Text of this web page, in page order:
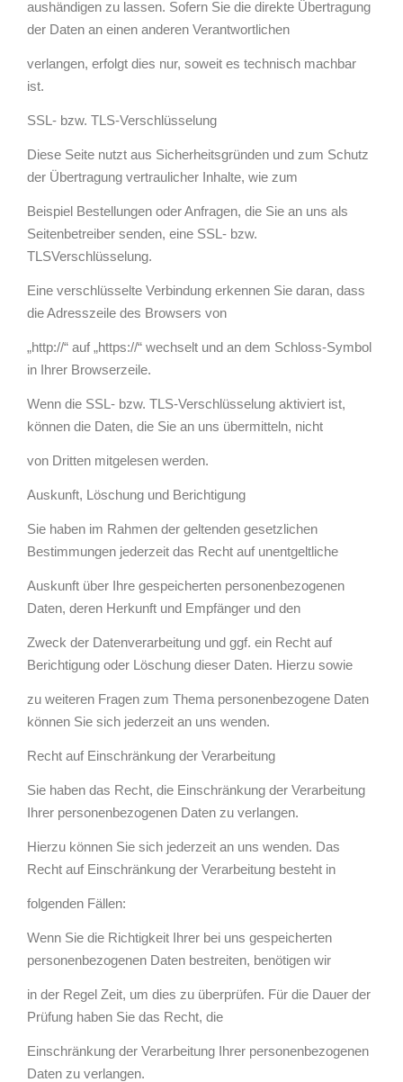
aushändigen zu lassen. Sofern Sie die direkte Übertragung
der Daten an einen anderen Verantwortlichen
verlangen, erfolgt dies nur, soweit es technisch machbar
ist.
SSL- bzw. TLS-Verschlüsselung
Diese Seite nutzt aus Sicherheitsgründen und zum Schutz
der Übertragung vertraulicher Inhalte, wie zum
Beispiel Bestellungen oder Anfragen, die Sie an uns als
Seitenbetreiber senden, eine SSL- bzw.
TLSVerschlüsselung.
Eine verschlüsselte Verbindung erkennen Sie daran, dass
die Adresszeile des Browsers von
„http://“ auf „https://“ wechselt und an dem Schloss-Symbol
in Ihrer Browserzeile.
Wenn die SSL- bzw. TLS-Verschlüsselung aktiviert ist,
können die Daten, die Sie an uns übermitteln, nicht
von Dritten mitgelesen werden.
Auskunft, Löschung und Berichtigung
Sie haben im Rahmen der geltenden gesetzlichen
Bestimmungen jederzeit das Recht auf unentgeltliche
Auskunft über Ihre gespeicherten personenbezogenen
Daten, deren Herkunft und Empfänger und den
Zweck der Datenverarbeitung und ggf. ein Recht auf
Berichtigung oder Löschung dieser Daten. Hierzu sowie
zu weiteren Fragen zum Thema personenbezogene Daten
können Sie sich jederzeit an uns wenden.
Recht auf Einschränkung der Verarbeitung
Sie haben das Recht, die Einschränkung der Verarbeitung
Ihrer personenbezogenen Daten zu verlangen.
Hierzu können Sie sich jederzeit an uns wenden. Das
Recht auf Einschränkung der Verarbeitung besteht in
folgenden Fällen:
Wenn Sie die Richtigkeit Ihrer bei uns gespeicherten
personenbezogenen Daten bestreiten, benötigen wir
in der Regel Zeit, um dies zu überprüfen. Für die Dauer der
Prüfung haben Sie das Recht, die
Einschränkung der Verarbeitung Ihrer personenbezogenen
Daten zu verlangen.